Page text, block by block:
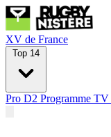
XV de France
Top 14
Pro D2 Programme TV